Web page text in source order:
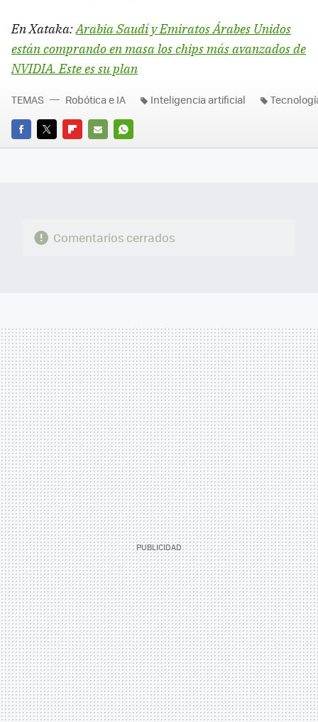
En Xataka:Arabia Saudí y Emiratos Árabes Unidos
están comprando en masa los chips más avanzados de
NVIDIA. Este es su plan
FACEBOOK
TWITTERFLIPBOARD
E-
WHATSAPP
TEMAS Robótica e IA Inteligencia artificial
Comentarios cerrados